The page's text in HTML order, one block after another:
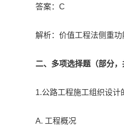
答案：C
解析：价值工程法侧重
二、多项选择题（部分，
1.公路工程施工组织设计
A. 工程概况